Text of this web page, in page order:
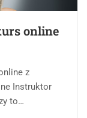
online
z
Instruktor
to